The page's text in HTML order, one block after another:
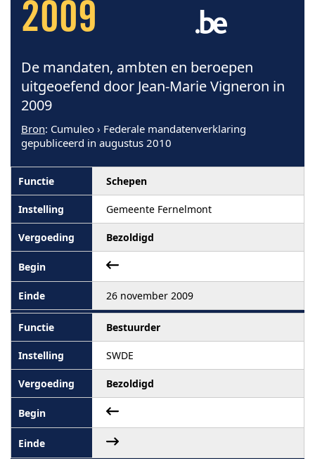
2009
De mandaten, ambten en beroepen
uitgeoefend door Jean-Marie Vigneron in
2009
Bron: Cumuleo › Federale mandatenverklaring
gepubliceerd in augustus 2010
Schepen
Gemeente Fernelmont
Bezoldigd
26 november 2009
Bestuurder
SWDE
Bezoldigd